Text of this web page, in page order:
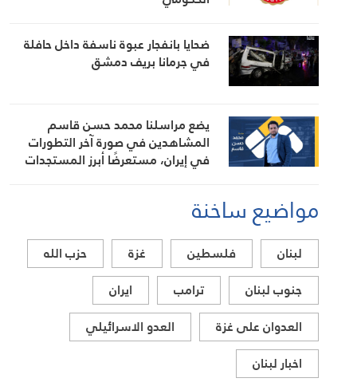
ضحايا بانفجار عبوة ناسفة داخل حافلة
في جرمانا بريف دمشق
يضع مراسلنا محمد حسن قاسم
المشاهدين في صورة آخر التطورات
في إيران، مستعرضًا أبرز المستجدات
على الساحتين السياسية والميدانية،
التطورات ذات الصلة بالشأنين الداخليمواضيع ساخنة
لبنان فلسطين غزة
حزب الله
جنوب لبنان
ترامب
ايران
العدوان على غزة
العدو الاسرائيلي
اخبار لبنان